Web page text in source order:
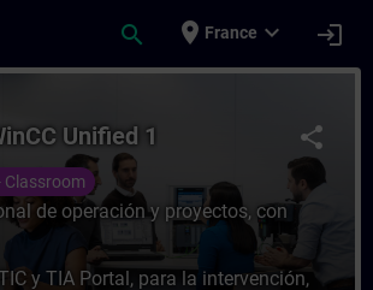
search place France expand_more login
Portal WinCC Unified 1 -
share
Unified 1
Classroom
de operación y proyectos, con
y TIA Portal, para la intervención,